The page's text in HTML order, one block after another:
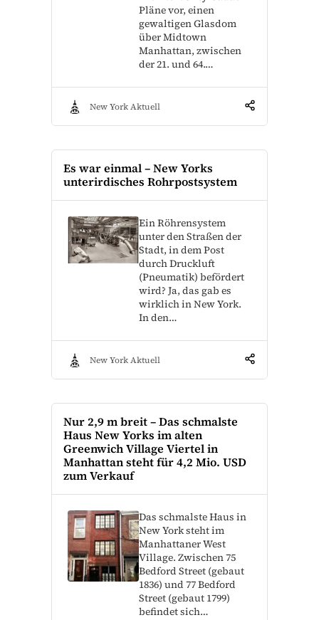
Pläne vor, einen
gewaltigen Glasdom
über Midtown
Manhattan, zwischen
der 21. und 64.…
New York Aktuell
Es war einmal – New Yorks
unterirdisches Rohrpostsystem
Ein Röhrensystem
unter den Straßen der
Stadt, in dem Post
durch Druckluft
(Pneumatik) befördert
wird? Ja, das gab es
wirklich in New York.
In den…
New York Aktuell
Nur 2,9 m breit – Das schmalste
Haus New Yorks im alten
Greenwich Village Viertel in
Manhattan steht für 4,2 Mio. USD
zum Verkauf
Das schmalste Haus in
New York steht im
Manhattaner West
Village. Zwischen 75
Bedford Street (gebaut
1836) und 77 Bedford
Street (gebaut 1799)
befindet sich…